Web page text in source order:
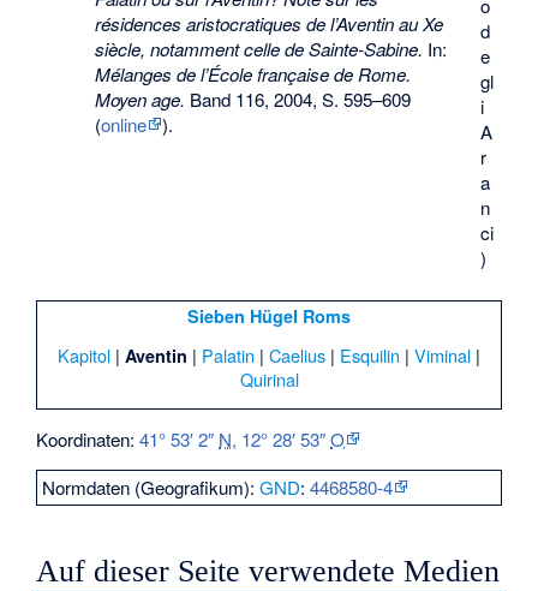
d
e
gl
i
A
r
a
n
ci
)
résidences aristocratiques de l’Aventin au Xe
siècle, notamment celle de Sainte-Sabine. In:
Mélanges de l’École française de Rome.
Moyen age. Band 116, 2004, S. 595–609
(online ).
Sieben Hügel Roms
Kapitol | Aventin | Palatin | Caelius | Esquilin | Viminal |
Quirinal
Koordinaten:41° 53′ 2″ N, 12° 28′ 53″O
Normdaten (Geografikum):GND:4468580-4
Auf dieser Seite verwendete Medien